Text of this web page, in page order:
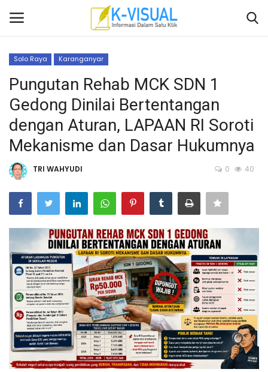
Beranda
Contact
Banten
Yogyakarta
Banten
Solo Raya
Sumsel
Kalbar
Sumut
Solo Raya Karanganyar
Pungutan Rehab MCK SDN 1
Gedong Dinilai Bertentangan
dengan Aturan, LAPAAN RI Soroti
Mekanisme dan Dasar Hukumnya
TRI WAHYUDI 0 40